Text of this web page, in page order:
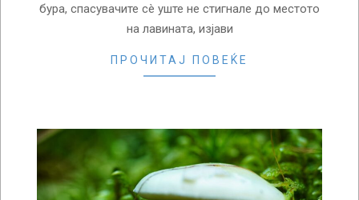
бура, спасувачите сè уште не стигнале до местото
на лавината, изјави
ПРОЧИТАЈ ПОВЕЌЕ